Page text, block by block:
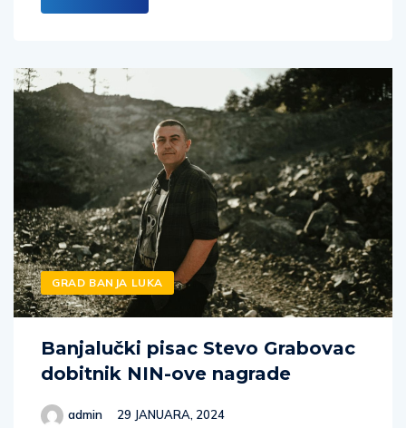
GRAD BANJA LUKA
Banjalučki pisac Stevo Grabovac
dobitnik NIN-ove nagrade
admin 29 JANUARA, 2024